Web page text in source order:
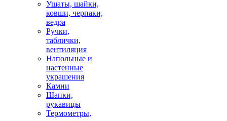
Ушаты, шайки,
ковши, черпаки,
ведра
Ручки,
таблички,
вентиляция
Напольные и
настенные
украшения
Камни
Шапки,
рукавицы
Термометры,